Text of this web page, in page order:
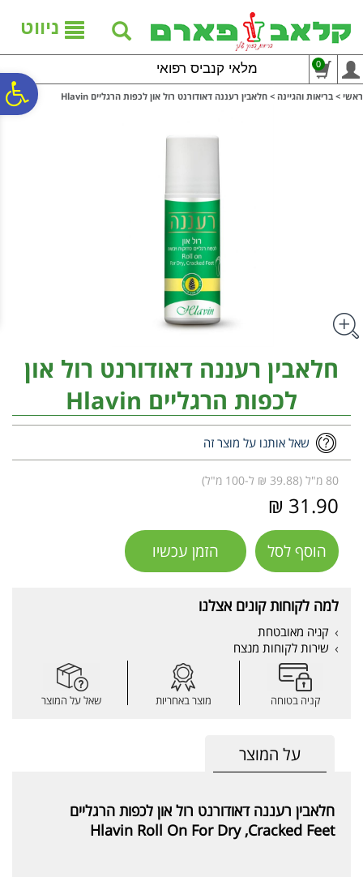
נגישות
אתר
המרכזי
ניווט
מלאי קנביס רפואי 0
ראשי > בריאות והגיינה > חלאבין רעננה דאודורנט רול און לכפות הרגליים Hlavin
חלאבין רעננה דאודורנט רול און
לכפות הרגליים Hlavin
שאל אותנו על מוצר זה
80 מ"ל (39.88 ₪ ל-100 מ"ל)
31.90 ₪
הוסף לסל הזמן עכשיו
למה לקוחות קונים אצלנו
קניה מאובטחת
שירות לקוחות מנצח
קניה בטוחה מוצר באחריות שאל על המוצר
על המוצר
חלאבין רעננה דאודורנט רול און לכפות הרגליים
Hlavin Roll On For Dry ,Cracked Feet